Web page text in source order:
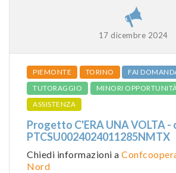
17 dicembre 2024
PIEMONTE TORINO
FAI
TUTORAGGIO
MINORI
ASSISTENZA
Progetto C'ERA UNA VOLTA -
PTCSU0024024011285NMTX
Chiedi informazioni a
Nord